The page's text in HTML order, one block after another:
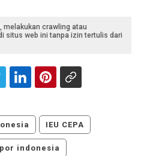
melakukan crawling atau
situs web ini tanpa izin tertulis dari
IEU CEPA
indonesia